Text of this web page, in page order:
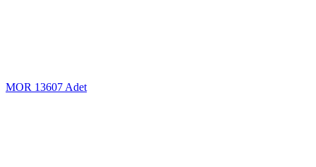
MOR 13607 Adet